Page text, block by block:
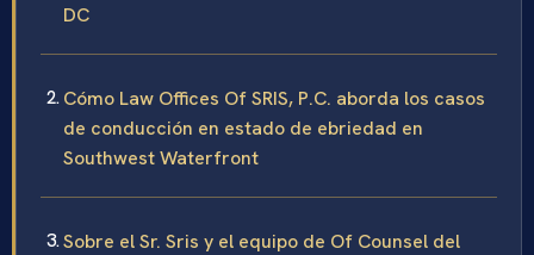
DC
Cómo Law Offices Of SRIS, P.C. aborda los casos
de conducción en estado de ebriedad en
Southwest Waterfront
Sobre el Sr. Sris y el equipo de Of Counsel del